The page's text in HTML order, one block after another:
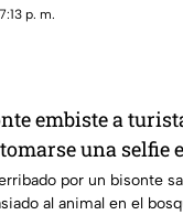
sueño.
p. m.
embiste a
una selfie
por un bisonte
al animal en el